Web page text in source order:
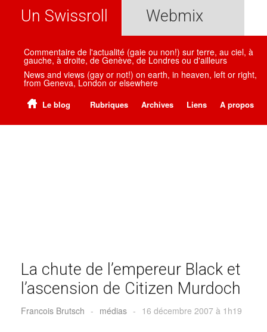
Un Swissroll Webmix
Commentaire de l'actualité (gaie ou non!) sur terre, au ciel, à
gauche, à droite, de Genève, de Londres ou d'ailleurs
News and views (gay or not!) on earth, in heaven, left or right,
from Geneva, London or elsewhere
Le blog Rubriques Archives Liens A propos
La chute de l’empereur Black et
l’ascension de Citizen Murdoch
Francois Brutsch - médias - 16 décembre 2007 à 1h19